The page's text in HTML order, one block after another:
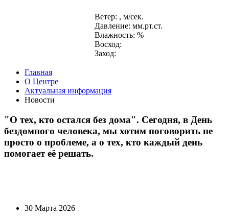
Ветер: , м/сек.
Давление: мм.рт.ст.
Влажность: %
Восход:
Заход:
Главная
О Центре
Актуальная информация
Новости
"О тех, кто остался без дома". Сегодня, в День
бездомного человека, мы хотим поговорить не
просто о проблеме, а о тех, кто каждый день
помогает её решать.
30 Марта 2026